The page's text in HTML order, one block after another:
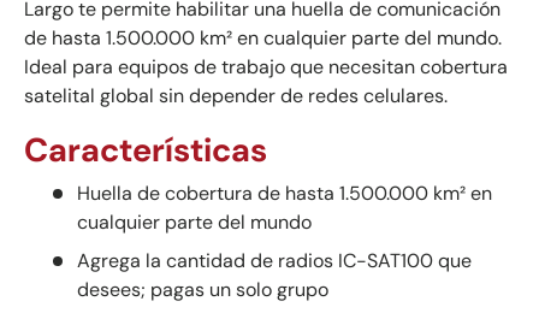
Largo te permite habilitar una huella de comunicación
de hasta 1.500.000 km² en cualquier parte del mundo.
Ideal para equipos de trabajo que necesitan cobertura
satelital global sin depender de redes celulares.
Características
Huella de cobertura de hasta 1.500.000 km² en
cualquier parte del mundo
Agrega la cantidad de radios IC-SAT100 que
desees; pagas un solo grupo